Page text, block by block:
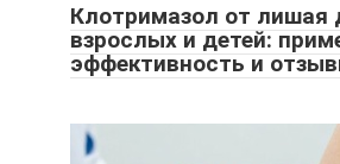
Клотримазол от лишая
взрослых и детей:
эффективность и